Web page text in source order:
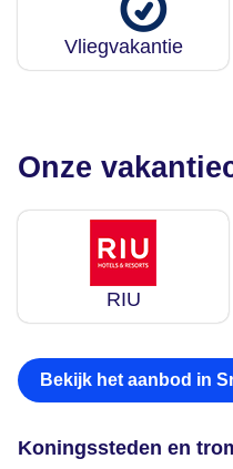
Vliegvakantie
Onze
RIU
Bekijk het aanbod in
Koningssteden en